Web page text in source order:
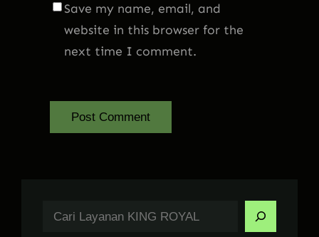
Save my name, email, and
website in this browser for the
next time I comment.